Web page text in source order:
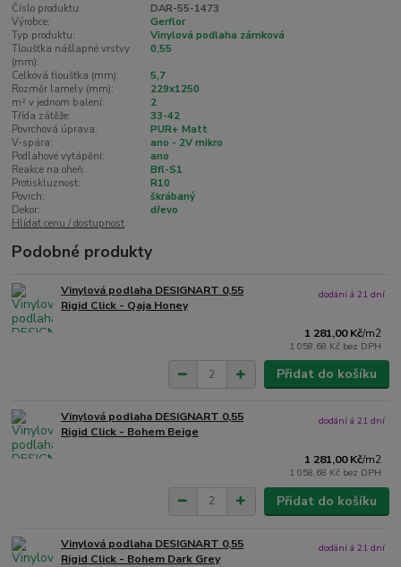
Číslo produktu:
DAR-55-1473
Výrobce:
Gerflor
Typ produktu:
Vinylová podlaha zámková
Tloušťka nášlapné vrstvy
(mm):
0,55
Celková tloušťka (mm):
5,7
Rozměr lamely (mm):
229x1250
m² v jednom balení:
2
Třída zátěže:
33-42
Povrchová úprava:
PUR+ Matt
V-spára:
ano - 2V mikro
Podlahové vytápění:
ano
Reakce na oheň:
Bfl-S1
Protiskluznost:
R10
Povrch:
škrábaný
Dekor:
dřevo
Hlídat cenu / dostupnost
Podobné produkty
Vinylová podlaha DESIGNART 0,55
Rigid Click - Qaja Honey
1 281,00 Kč/m2
1 058,68 Kč bez DPH
dodání á 21 dní
Přidat do košíku
Vinylová podlaha DESIGNART 0,55
Rigid Click - Bohem Beige
1 281,00 Kč/m2
1 058,68 Kč bez DPH
dodání á 21 dní
Přidat do košíku
Vinylová podlaha DESIGNART 0,55
Rigid Click - Bohem Dark Grey
dodání á 21 dní